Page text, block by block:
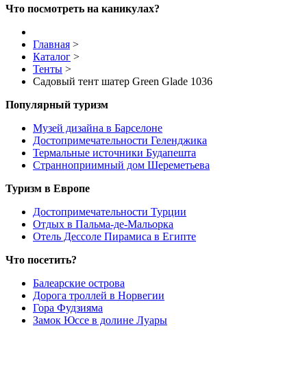
Что посмотреть на каникулах?
Главная >
Каталог >
Тенты >
Садовый тент шатер Green Glade 1036
Популярный туризм
Музей дизайна в Барселоне
Достопримечательности Геленджика
Термальные источники Будапешта
Странноприимный дом Шереметьева
Туризм в Европе
Достопримечательности Турции
Отдых в Пальма-де-Мальорка
Отель Дессоле Пирамиса в Египте
Что посетить?
Балеарские острова
Дорога троллей в Норвегии
Гора Фудзияма
Замок Юссе в долине Луары